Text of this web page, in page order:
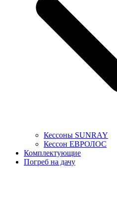
Кессоны SUNRAY
Кессон ЕВРОЛОС
Комплектующие
Погреб на дачу